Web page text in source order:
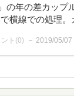
の年の差カップ
横線での処理。
ント(0) 2019/05/07